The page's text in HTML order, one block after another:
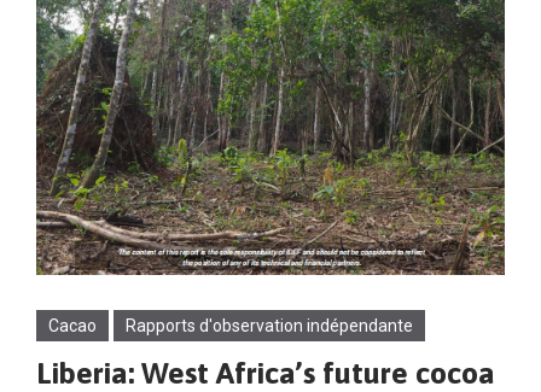
Cacao Rapports d'observation indépendante
Liberia: West Africa’s future cocoa